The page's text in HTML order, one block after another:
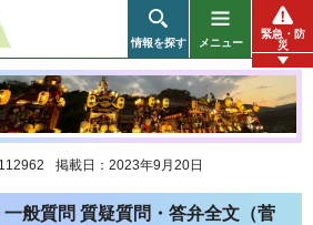
情報を探す メニュー
緊急・防
災
掲載日：2023年9月20日
般質問 質疑質問・答弁全文（菅